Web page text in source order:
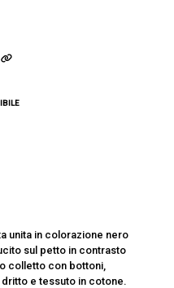
unita in colorazione nero
sul petto in contrasto
colletto con bottoni,
e tessuto in cotone.